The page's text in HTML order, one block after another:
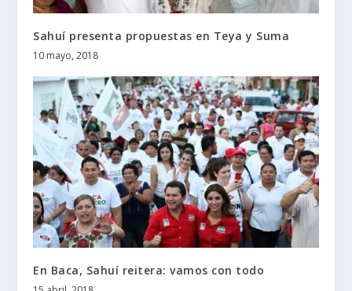
Sahuí presenta propuestas en Teya y Suma
10 mayo, 2018
En Baca, Sahuí reitera: vamos con todo